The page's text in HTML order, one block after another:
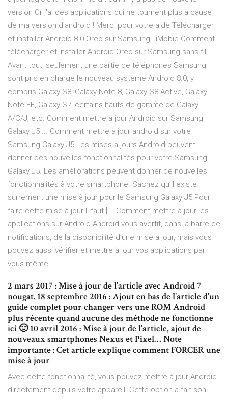
version Or j'ai des applications qui ne tournent plus à cause
de ma version d'android ! Merci pour votre aide Télécharger
et installer Android 8.0 Oreo sur Samsung | iMobie Comment
télécharger et installer Android Oreo sur Samsung sans fil.
Avant tout, seulement une partie de téléphones Samsung
sont pris en charge le nouveau système Android 8.0, y
compris Galaxy S8, Galaxy Note 8, Galaxy S8 Active, Galaxy
Note FE, Galaxy S7, certains hauts de gamme de Galaxy
A/C/J, etc. Comment mettre à jour Android sur Samsung
Galaxy J5 ... Comment mettre à jour android sur votre
Samsung Galaxy J5 Les mises à jours Android peuvent
donner des nouvelles fonctionnalités pour votre Samsung
Galaxy J5. Les améliorations peuvent donner de nouvelles
fonctionnalités à votre smartphone. Sachez qu’il existe
surrement une mise à jour pour le Samsung Galaxy J5.Pour
faire cette mise à jour Il faut […] Comment mettre à jour les
applications sur Android Android vous avertit, dans la barre de
notifications, de la disponibilité d’une mise à jour, mais vous
pouvez aussi vérifier et mettre à jour vos applications par
vous-même.
2 mars 2017 : Mise à jour de l’article avec Android 7
nougat. 18 septembre 2016 : Ajout en bas de l’article d’un
guide complet pour changer vers une ROM Android
plus récente quand aucune des méthode ne fonctionne
ici 🙂 10 avril 2016 : Mise à jour de l’article, ajout de
nouveaux smartphones Nexus et Pixel… Note
importante : Cet article explique comment FORCER une
mise à jour
Avec cette fonctionnalité, vous pouvez mettre à jour Android
directement depuis votre appareil. Cette option a fait son